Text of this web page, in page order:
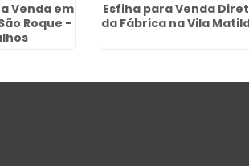
Venda em
Roque -
Esfiha para Venda
da Fábrica na Vila